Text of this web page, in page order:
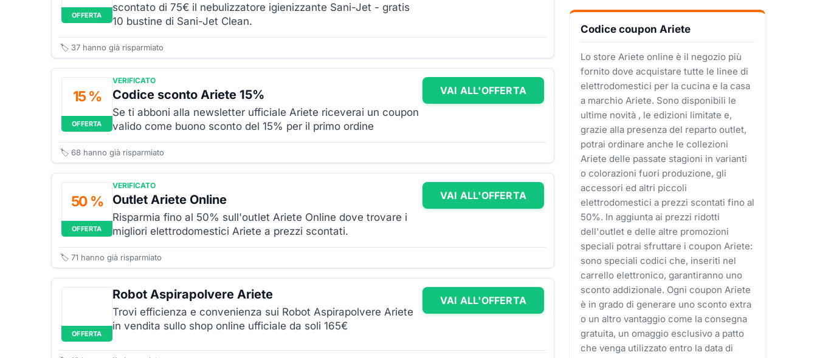
OFFERTA
scontato di 75€ il nebulizzatore igienizzante Sani-Jet - gratis
10 bustine di Sani-Jet Clean.
🏷️ 37 hanno già risparmiato
15 %
OFFERTA
VERIFICATO
Codice sconto Ariete 15%
Se ti abboni alla newsletter ufficiale Ariete riceverai un coupon
valido come buono sconto del 15% per il primo ordine
VAI ALL'OFFERTA
🏷️ 68 hanno già risparmiato
50 %
OFFERTA
VERIFICATO
Outlet Ariete Online
Risparmia fino al 50% sull'outlet Ariete Online dove trovare i
migliori elettrodomestici Ariete a prezzi scontati.
VAI ALL'OFFERTA
🏷️ 71 hanno già risparmiato
OFFERTA
Robot Aspirapolvere Ariete
Trovi efficienza e convenienza sui Robot Aspirapolvere Ariete
in vendita sullo shop online ufficiale da soli 165€
VAI ALL'OFFERTA
Codice coupon Ariete
Lo store Ariete online è il negozio più
fornito dove acquistare tutte le linee di
elettrodomestici per la cucina e la casa
a marchio Ariete. Sono disponibili le
ultime novità , le edizioni limitate e,
grazie alla presenza del reparto outlet,
potrai ordinare anche le collezioni
Ariete delle passate stagioni in varianti
o colorazioni fuori produzione, gli
accessori ed altri piccoli
elettrodomestici a prezzi scontati fino al
50%. In aggiunta ai prezzi ridotti
dell'outlet e delle altre promozioni
speciali potrai sfruttare i coupon Ariete:
sono speciali codici che, inseriti nel
carrello elettronico, garantiranno uno
sconto addizionale. Ogni coupon Ariete
è in grado di generare uno sconto extra
o un altro vantaggio come la consegna
gratuita, un omaggio esclusivo a patto
che venga utilizzato entro la data di